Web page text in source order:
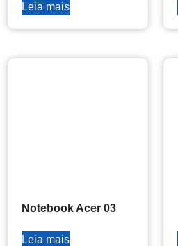
Leia mais
Notebook Acer 03
Leia mais